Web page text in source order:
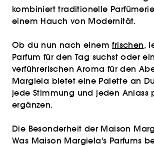
kombiniert traditionelle
einem Hauch von Modernität.
Ob du nun nach einemfrischen,
Parfum für den Tag suchst oder
verführerischen Aroma für den
Margiela bietet eine Palette an
jede Stimmung und jeden Anlass
ergänzen.
Die Besonderheit der Maison
Was Maison Margiela's Parfums